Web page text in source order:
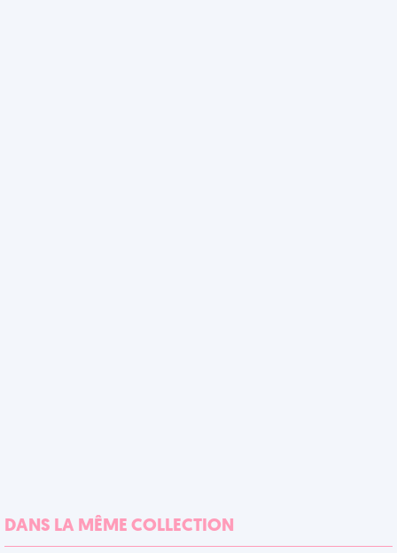
DANS LA MÊME COLLECTION